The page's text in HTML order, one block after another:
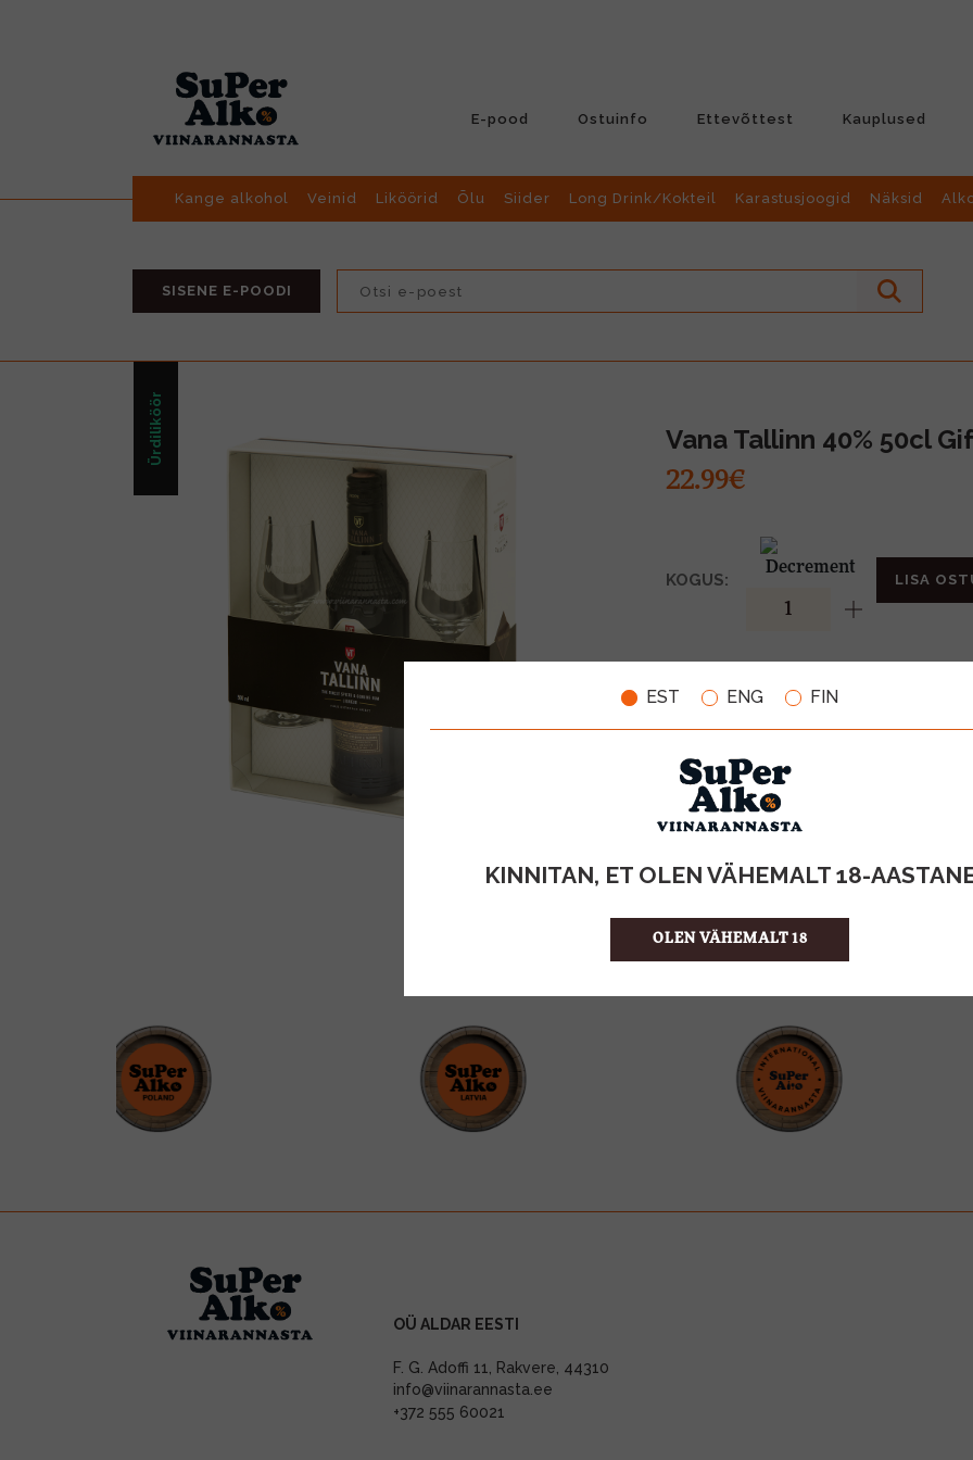
EST ENG FIN
KINNITAN, ET OLEN VÄHEMALT 18-
OLEN VÄHEMALT 18
E-pood Ostuinfo Ettevõttest Kauplused
Kange alkohol Veinid Liköörid Õlu Siider Long Drink/Kokteil Karastusjoogid Näksid
SISENE E-POODI
Ürdiliköör Vana Tallinn 40% 50cl
22.99€
KOGUS: LISA
MAHT
PÄRITOLURIIK Eesti
TOOTE LIIK
ÜHIKU HIND
KOOD
KOGUS KASTIS
OÜ ALDAR EESTI
F. G. Adoffi 11, Rakvere, 44310
info@viinarannasta.ee
+372 555 60021